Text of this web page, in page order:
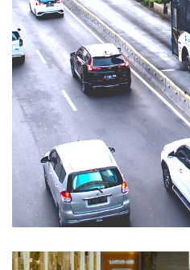
Sektor Publik
SOLUSI INDUSTRI